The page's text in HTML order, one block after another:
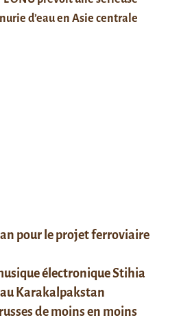
d’eau en Asie centrale
pour le projet ferroviaire
électronique Stihia
au Karakalpakstan
de moins en moins